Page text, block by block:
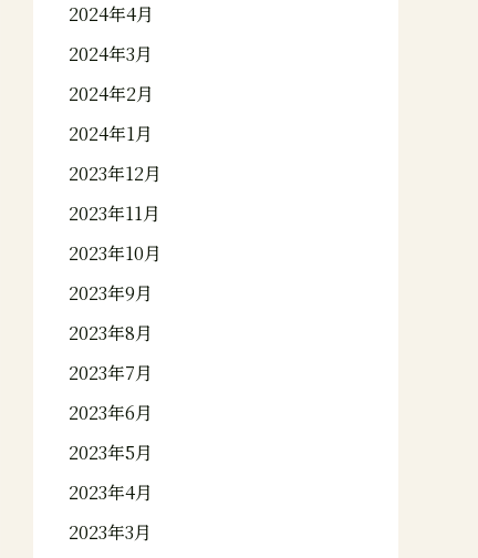
2024年4月
2024年3月
2024年2月
2024年1月
2023年12月
2023年11月
2023年10月
2023年9月
2023年8月
2023年7月
2023年6月
2023年5月
2023年4月
2023年3月